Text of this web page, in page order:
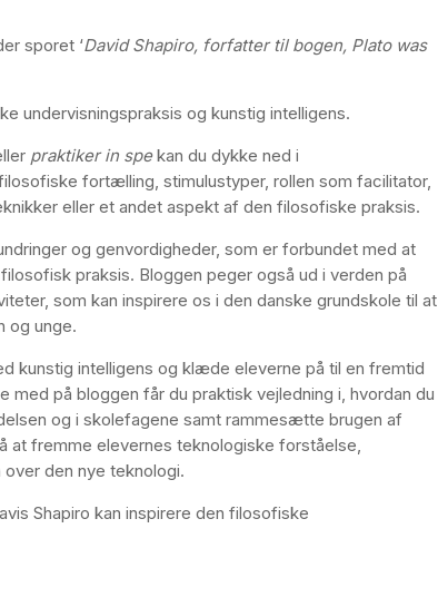
sporet ‘David Shapiro, forfatter til bogen, Plato was
undervisningspraksis og kunstig intelligens.
praktiker in spekan du dykke ned i
fortælling, stimulustyper, rollen som facilitator,
eller et andet aspekt af den filosofiske praksis.
og genvordigheder, som er forbundet med at
praksis. Bloggen peger også ud i verden på
som kan inspirere os i den danske grundskole til at
og unge.
kunstig intelligens og klæde eleverne på til en fremtid
på bloggen får du praktisk vejledning i, hvordan du
og i skolefagene samt rammesætte brugen af
at fremme elevernes teknologiske forståelse,
den nye teknologi.
Shapiro kan inspirere den filosofiske